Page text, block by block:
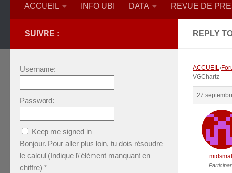
ACCUEIL INFO UBI DATA REVUE DE
REPLY
ACCUEIL›
VGChartz
27
midsmall
SUIVRE :
Username:
Password:
Keep me signed in
Bonjour. Pour aller plus loin, tu dois résoudre
le calcul (Indique l\'élément manquant en
chiffre) *